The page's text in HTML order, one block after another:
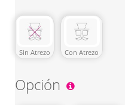
Sin Atrezo Con Atrezo
Opción